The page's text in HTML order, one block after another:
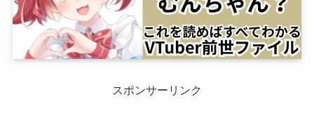
スポンサーリンク